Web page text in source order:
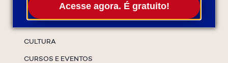
Acesse agora. É gratuito!
CULTURA
CURSOS E EVENTOS